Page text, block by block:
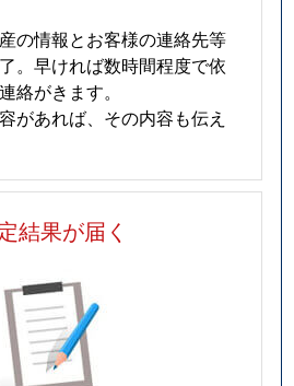
の情報とお客様の連絡先等
。早ければ数時間程度で依
絡がきます。
があれば、その内容も伝え
結果が届く